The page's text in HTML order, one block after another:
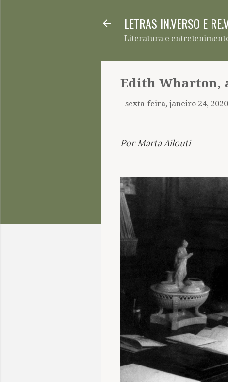
LETRAS IN.VERSO E
Literatura e
Edith Wharton,
- sexta-feira, janeiro 24, 2020
Por Marta Ailouti